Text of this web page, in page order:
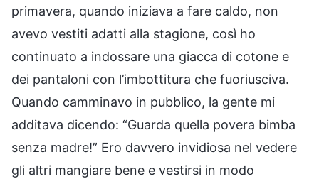
primavera, quando iniziava a fare caldo, non
avevo vestiti adatti alla stagione, così ho
continuato a indossare una giacca di cotone e
dei pantaloni con l’imbottitura che fuoriusciva.
Quando camminavo in pubblico, la gente mi
additava dicendo: “Guarda quella povera bimba
senza madre!” Ero davvero invidiosa nel vedere
gli altri mangiare bene e vestirsi in modo